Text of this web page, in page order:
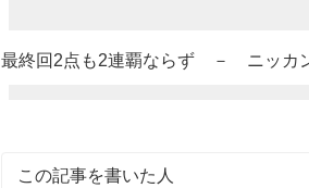
最終回2点も2連覇ならず － ニッカ
この記事を書いた人